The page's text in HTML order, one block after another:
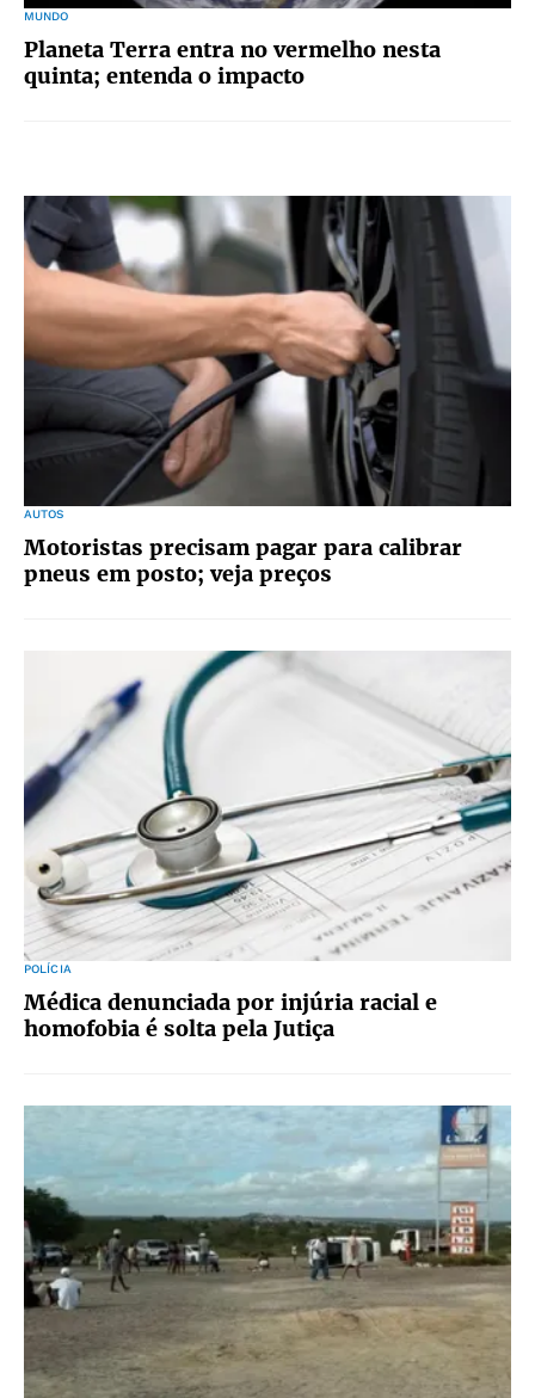
MUNDO
Planeta Terra entra no vermelho nesta
quinta; entenda o impacto
AUTOS
Motoristas precisam pagar para calibrar
pneus em posto; veja preços
POLÍCIA
Médica denunciada por injúria racial e
homofobia é solta pela Jutiça